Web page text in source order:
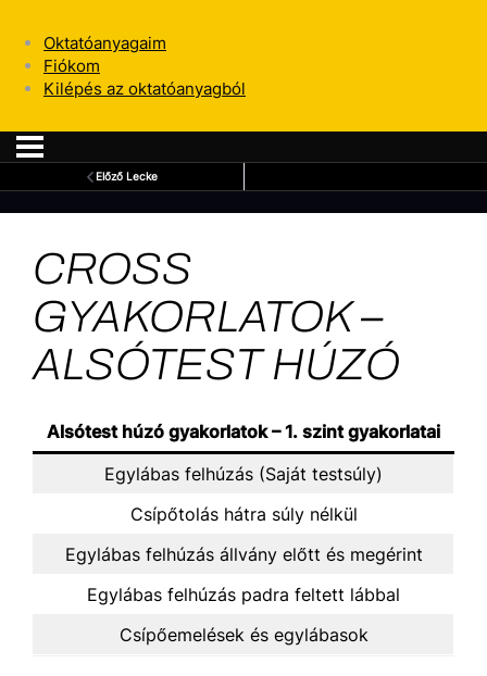
Oktatóanyagaim
Fiókom
Kilépés az oktatóanyagból
Előző Lecke
CROSS
GYAKORLATOK –
ALSÓTEST HÚZÓ
Alsótest húzó gyakorlatok – 1. szint gyakorlatai
Egylábas felhúzás (Saját testsúly)
Csípőtolás hátra súly nélkül
Egylábas felhúzás állvány előtt és megérint
Egylábas felhúzás padra feltett lábbal
Csípőemelések és egylábasok